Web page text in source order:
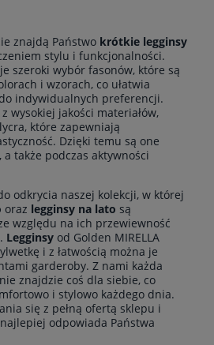
znajdą Państwo krótkie legginsy
stylu i funkcjonalności.
szeroki wybór fasonów, które są
i wzorach, co ułatwia
indywidualnych preferencji.
wysokiej jakości materiałów,
które zapewniają
Dzięki temu są one
także podczas aktywności
odkrycia naszej kolekcji, w której
oraz legginsy na lato są
względu na ich przewiewność
Legginsy od Golden MIRELLA
i z łatwością można je
garderoby. Z nami każda
znajdzie coś dla siebie, co
i stylowo każdego dnia.
się z pełną ofertą sklepu i
odpowiada Państwa